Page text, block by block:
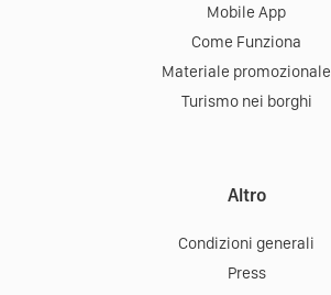
Mobile App
Come Funziona
Materiale promozionale
Turismo nei borghi
Altro
Condizioni generali
Press